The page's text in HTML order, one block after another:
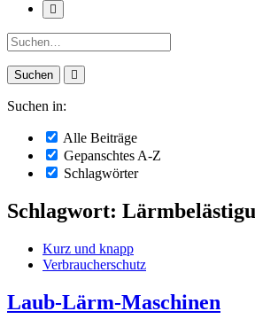
Suche:
Suchen in:
Alle Beiträge
Gepanschtes A-Z
Schlagwörter
Schlagwort:
Kurz und knapp
Verbraucherschutz
Laub-Lärm-Maschinen